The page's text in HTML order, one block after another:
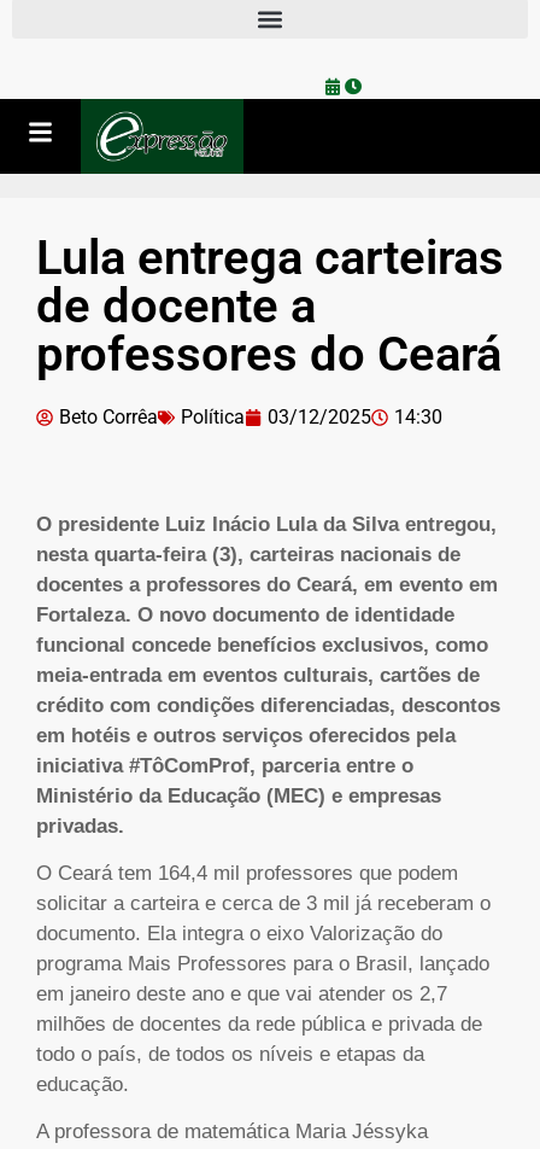
Lula entrega carteiras
de docente a
professores do Ceará
Beto Corrêa Política 03/12/2025 14:30
O presidente Luiz Inácio Lula da Silva entregou,
nesta quarta-feira (3), carteiras nacionais de
docentes a professores do Ceará, em evento em
Fortaleza. O novo documento de identidade
funcional concede benefícios exclusivos, como
meia-entrada em eventos culturais, cartões de
crédito com condições diferenciadas, descontos
em hotéis e outros serviços oferecidos pela
iniciativa #TôComProf, parceria entre o
Ministério da Educação (MEC) e empresas
privadas.
O Ceará tem 164,4 mil professores que podem
solicitar a carteira e cerca de 3 mil já receberam o
documento. Ela integra o eixo Valorização do
programa Mais Professores para o Brasil, lançado
em janeiro deste ano e que vai atender os 2,7
milhões de docentes da rede pública e privada de
todo o país, de todos os níveis e etapas da
educação.
A professora de matemática Maria Jéssyka